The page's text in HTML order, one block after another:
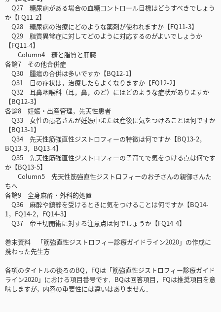
Q27 糖尿病がある場合の血糖コントロール目標はどうすべきでしょう
か【FQ11-2】
Q28 糖尿病の治療にどのような薬剤が使われますか【FQ11-3】
Q29 脂質異常症に対してどのように対応するのがよいでしょうか
【FQ11-4】
Column4 糖と脂質と肝臓
各論7 その他合併症
Q30 腫瘍の合併は多いですか【BQ12-1】
Q31 目の症状は，治療したらよくなりますか【FQ12-2】
Q32 耳鼻咽喉科（耳，鼻，のど）にはどのような症状がありますか
【BQ12-3】
各論8 妊娠・出産管理，先天性患者
Q33 女性の患者さんが妊娠中または産後に気をつけることは何ですか
【BQ13-1】
Q34 先天性筋強直性ジストロフィーの特徴は何ですか【BQ13-2，
BQ13-3，BQ13-4】
Q35 先天性筋強直性ジストロフィーの子育てで気をつける点は何です
か【BQ13-5】
Column5 先天性筋強直性ジストロフィーのお子さんの親御さんた
ちへ
各論9 全身麻酔・外科的処置
Q36 麻酔や鎮静を受けるときに気をつけることは何ですか【BQ14-
1，FQ14-2，FQ14-3】
Q37 帝王切開術に対する注意点は何でしょうか【FQ14-4】
巻末資料 「筋強直性ジストロフィー診療ガイドライン2020」の作成に
携わった先生方
各項のタイトルの後ろのBQ，FQは「筋強直性ジストロフィー診療ガイド
ライン2020」における項目番号です．BQは回答項目，FQは推奨項目を意
味しますが，内容の重要性には違いはありません．